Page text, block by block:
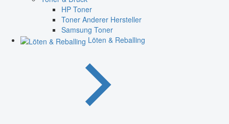
HP Toner
Toner Anderer Hersteller
Samsung Toner
Löten & Reballing